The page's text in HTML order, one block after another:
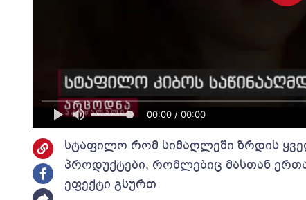
00:00 / 00:00
სტაფილო რომ სიმაღლეში ზრდის
პროდუქტები, რომლებიც მასთან
ეფექტი გსურთ